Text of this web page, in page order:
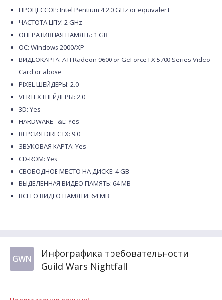
ПРОЦЕССОР: Intel Pentium 4 2.0 GHz or equivalent
ЧАСТОТА ЦПУ: 2 GHz
ОПЕРАТИВНАЯ ПАМЯТЬ: 1 GB
ОС: Windows 2000/XP
ВИДЕОКАРТА: ATI Radeon 9600 or GeForce FX 5700 Series Video
Card or above
PIXEL ШЕЙДЕРЫ: 2.0
VERTEX ШЕЙДЕРЫ: 2.0
3D: Yes
HARDWARE T&L: Yes
ВЕРСИЯ DIRECTX: 9.0
ЗВУКОВАЯ КАРТА: Yes
CD-ROM: Yes
СВОБОДНОЕ МЕСТО НА ДИСКЕ: 4 GB
ВЫДЕЛЕННАЯ ВИДЕО ПАМЯТЬ: 64 MB
ВСЕГО ВИДЕО ПАМЯТИ: 64 MB
GWN
Инфографика требовательности
Guild Wars Nightfall